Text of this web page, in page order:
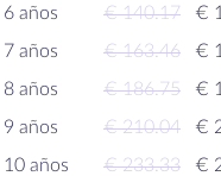
6 años
€ 140.17
€
7 años
€ 163.46
€
8 años
€ 186.75
€
9 años
€ 210.04
€
10 años
€ 233.33 €